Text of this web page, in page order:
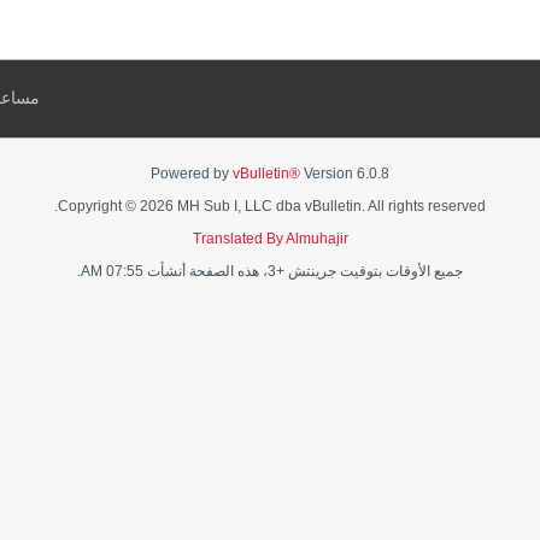
Powered by vBulletin® Version 6.0.8
Copyright © 2026 MH Sub I, LLC dba vBulletin. All rights reserved.
Translated By Almuhajir
جميع الأوقات بتوقيت جرينتش +3، هذه الصفحة أنشأت 07:55 AM.